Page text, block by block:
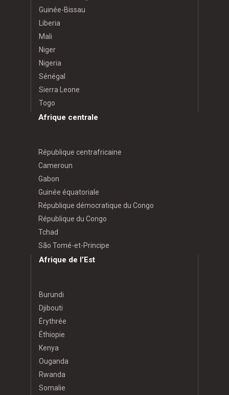
Guinée-Bissau
Liberia
Mali
Niger
Nigeria
Sénégal
Sierra Leone
Togo
Afrique centrale
République centrafricaine
Cameroun
Gabon
Guinée équatoriale
République démocratique du Congo
République du Congo
Tchad
São Tomé-et-Principe
Afrique de l’Est
Burundi
Djibouti
Érythrée
Éthiopie
Kenya
Ouganda
Rwanda
Somalie